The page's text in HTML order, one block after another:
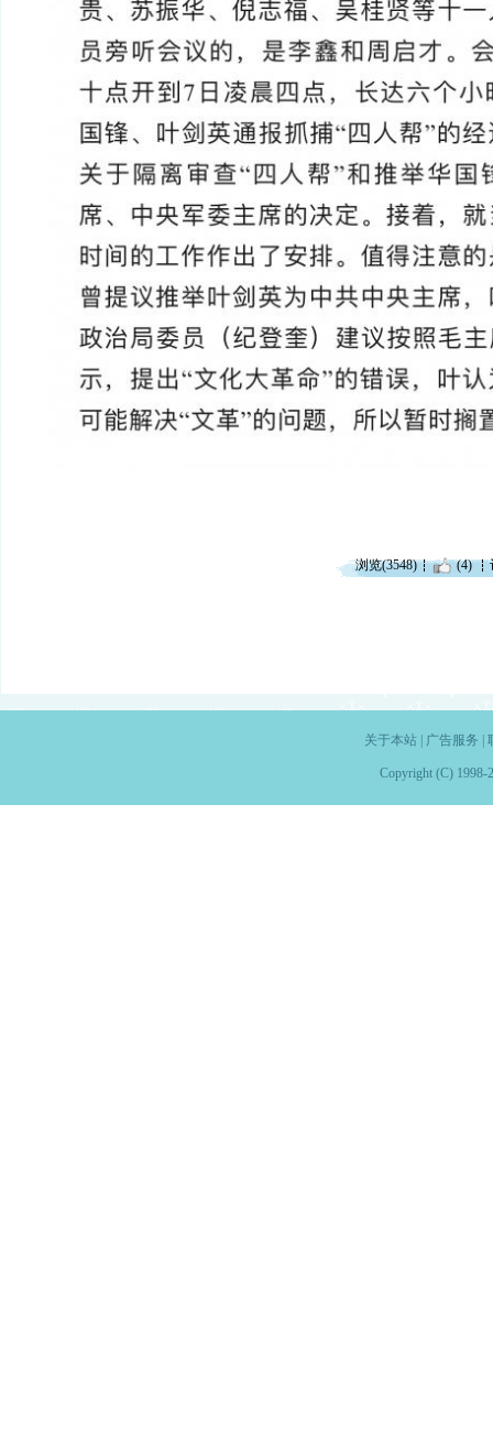
浏览(3548) (4)
关于本站| 广告服务
Copyright (C) 1998-